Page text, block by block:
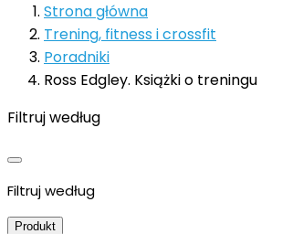
Strona główna
Trening, fitness i crossfit
Poradniki
Ross Edgley. Książki o treningu
Filtruj według
Filtruj według
Produkt